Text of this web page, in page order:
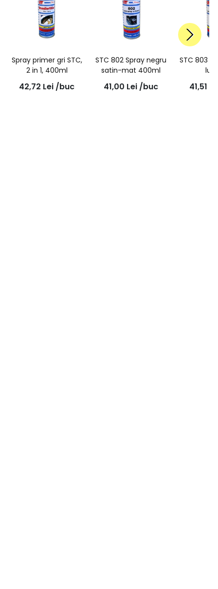
Spray primer gri STC,
2 in 1, 400ml
42,72 Lei /buc
STC 802 Spray negru
satin-mat 400ml
41,00 Lei /buc
STC 803
41,51